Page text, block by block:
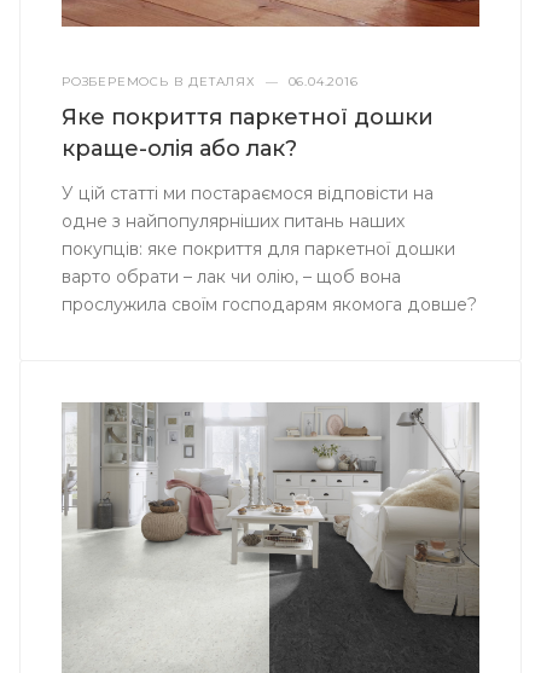
РОЗБЕРЕМОСЬ В ДЕТАЛЯХ — 06.04.2016
Яке покриття паркетної дошки
краще-олія або лак?
У цій статті ми постараємося відповісти на
одне з найпопулярніших питань наших
покупців: яке покриття для паркетної дошки
варто обрати – лак чи олію, – щоб вона
прослужила своїм господарям якомога довше?